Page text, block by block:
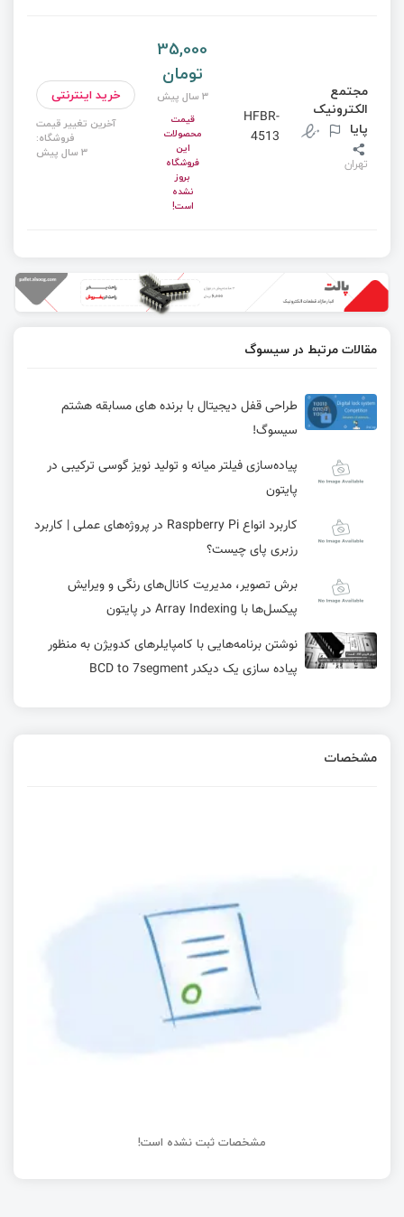
مجتمع
الکترونیک
پایا
تهران
HFBR-
4513
35,000
تومان
3 سال پیش
قیمت
محصولات
این
فروشگاه
بروز
نشده
است!
خرید اینترنتی
آخرین تغییر قیمت
فروشگاه:
3 سال پیش
مقالات مرتبط در سیسوگ
طراحی قفل دیجیتال با برنده های مسابقه هشتم
سیسوگ!
پیاده‌سازی فیلتر میانه و تولید نویز گوسی ترکیبی در
پایتون
کاربرد انواع Raspberry Pi در پروژه‌های عملی | کاربرد
رزبری پای چیست؟
برش تصویر، مدیریت کانال‌های رنگی و ویرایش
پیکسل‌ها با Array Indexing در پایتون
نوشتن برنامه‌هایی با کامپایلرهای کدویژن به منظور
پیاده سازی یک دیکدر BCD to 7segment
دارکوب بی پر و بال یا داستان امواجی مرموز از ریگا
راه اندازی پرینتر سرور با برد رزبری پای
مشخصات
مشخصات ثبت نشده است!